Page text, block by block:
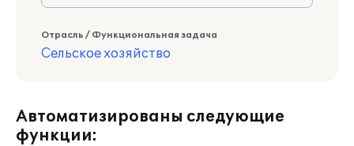
Отрасль / Функциональная задача
Сельское хозяйство
Автоматизированы следующие
функции: